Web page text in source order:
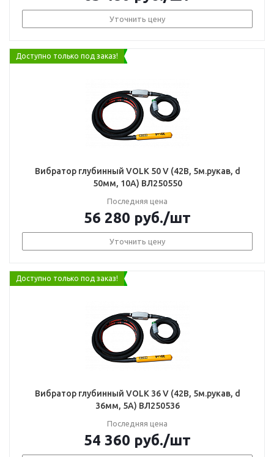
Уточнить цену
Доступно только под заказ!
Вибратор глубинный VOLK 50 V (42В, 5м.рукав, d
50мм, 10А) ВЛ250550
Последняя цена
56 280 руб./шт
Уточнить цену
Доступно только под заказ!
Вибратор глубинный VOLK 36 V (42В, 5м.рукав, d
36мм, 5А) ВЛ250536
Последняя цена
54 360 руб./шт